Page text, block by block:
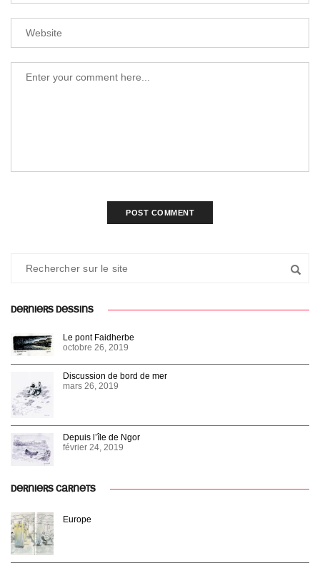
DERNIERS DESSINS
Le pont Faidherbe
octobre 26, 2019
Discussion de bord de mer
mars 26, 2019
Depuis l’île de Ngor
février 24, 2019
DERNIERS CARNETS
Europe